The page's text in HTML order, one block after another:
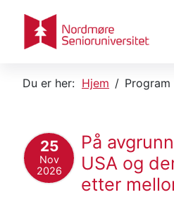
Du er her: Hjem Program
25
Nov
2026
På
USA og
etter